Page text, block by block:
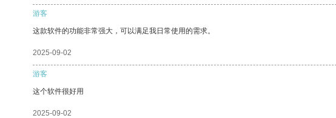
游客
这款软件的功能非常强大，可以满足我日常使用的需求。
2025-09-02
游客
这个软件很好用
2025-09-02